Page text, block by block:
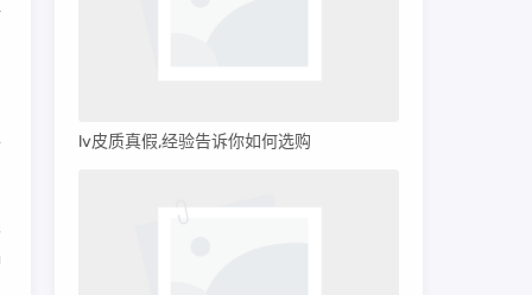
lv皮质真假,经验告诉你如何选购